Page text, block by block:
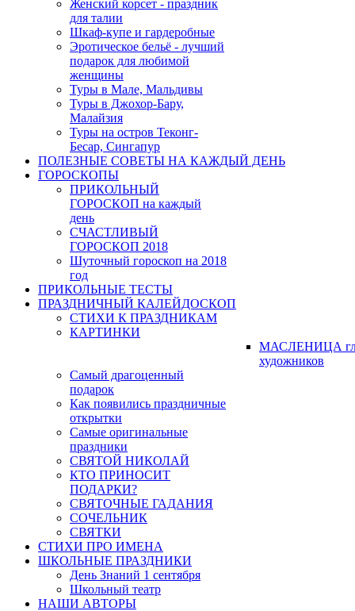
Женский корсет - праздник
для талии
Шкаф-купе и гардеробные
Эротическое бельё - лучший
подарок для любимой
женщины
Туры в Мале, Мальдивы
Туры в Джохор-Бару,
Малайзия
Туры на остров Теконг-
Бесар, Сингапур
ПОЛЕЗНЫЕ СОВЕТЫ НА КАЖДЫЙ ДЕНЬ
ГОРОСКОПЫ
ПРИКОЛЬНЫЙ
ГОРОСКОП на каждый
день
СЧАСТЛИВЫЙ
ГОРОСКОП 2018
Шуточный гороскоп на 2018
год
ПРИКОЛЬНЫЕ ТЕСТЫ
ПРАЗДНИЧНЫЙ КАЛЕЙДОСКОП
СТИХИ К ПРАЗДНИКАМ
КАРТИНКИ
МАСЛЕНИЦА
художников
Самый драгоценный
подарок
Как появились праздничные
открытки
Самые оригинальные
праздники
СВЯТОЙ НИКОЛАЙ
КТО ПРИНОСИТ
ПОДАРКИ?
СВЯТОЧНЫЕ ГАДАНИЯ
СОЧЕЛЬНИК
СВЯТКИ
СТИХИ ПРО ИМЕНА
ШКОЛЬНЫЕ ПРАЗДНИКИ
День Знаний 1 сентября
Школьный театр
НАШИ АВТОРЫ